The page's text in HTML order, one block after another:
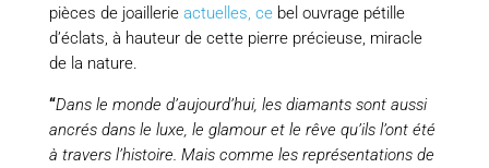
pièces de joaillerie actuelles, cebel ouvrage pétille
d’éclats, à hauteur de cette pierre précieuse, miracle
de la nature.
“Dans le monde d’aujourd’hui, les diamants sont aussi
ancrés dans le luxe, le glamour et le rêve qu’ils l’ont été
à travers l’histoire. Mais comme les représentations de